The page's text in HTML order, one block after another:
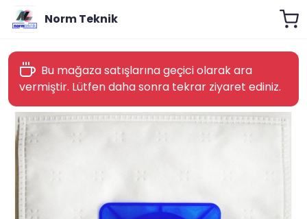
Norm Teknik
Bu mağaza satışlarına geçici olarak ara
vermiştir. Lütfen daha sonra tekrar ziyaret ediniz.